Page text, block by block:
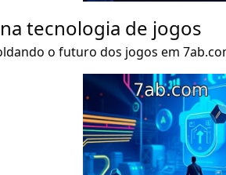
tecnologia de jogos
o futuro dos jogos em